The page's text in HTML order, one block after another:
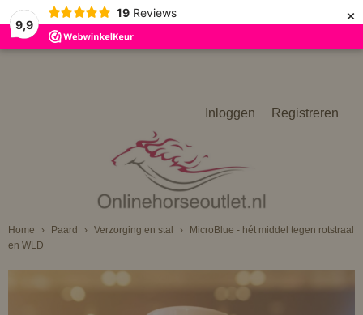
9,9
19 Reviews ×
Inloggen Registreren
Home › Paard › Verzorging en stal ›
MicroBlue - hét middel tegen rotstraal
en WLD